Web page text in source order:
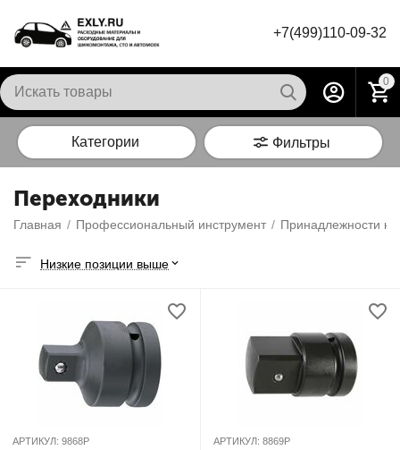
+7(499)110-09-32
0
Категории Фильтры
Переходники
Главная / Профессиональный инструмент / Принадлежности к
Низкие позиции выше
АРТИКУЛ: 9868P АРТИКУЛ: 8869P